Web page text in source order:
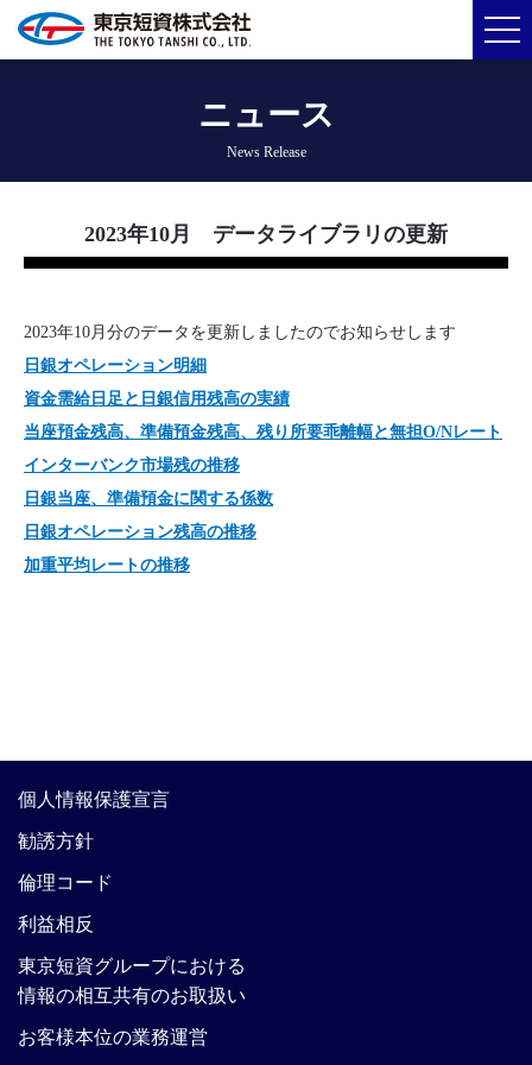
ニュース
News Release
2023年10月 データライブラリの更新
2023年10月分のデータを更新しましたのでお知らせします
日銀オペレーション明細
資金需給日足と日銀信用残高の実績
当座預金残高、準備預金残高、残り所要乖離幅と無担O/Nレート
インターバンク市場残の推移
日銀当座、準備預金に関する係数
日銀オペレーション残高の推移
加重平均レートの推移
個人情報保護宣言
勧誘方針
倫理コード
利益相反
東京短資グループにおける
情報の相互共有のお取扱い
お客様本位の業務運営